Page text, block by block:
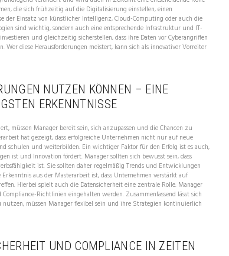
die sich frühzeitig auf die Digitalisierung einstellen, einen
der Einsatz von künstlicher Intelligenz, Cloud-Computing oder auch die
sind wichtig, sondern auch eine entsprechende Infrastruktur und IT-
und gleichzeitig sicherstellen, dass ihre Daten vor Cyberangriffen
diese Herausforderungen meistert, kann sich als innovativer Vorreiter
NUTZEN KÖNNEN – EINE
ERKENNTNISSE
müssen Manager bereit sein, sich anzupassen und die Chancen zu
hat gezeigt, dass erfolgreiche Unternehmen nicht nur auf neue
schulen und weiterbilden. Ein wichtiger Faktor für den Erfolg ist es auch,
ist und Innovation fördert. Manager sollten sich bewusst sein, dass
ist. Sie sollten daher regelmäßig Trends und Entwicklungen
aus der Masterarbeit ist, dass Unternehmen verstärkt auf
Hierbei spielt auch die Datensicherheit eine zentrale Rolle. Manager
Richtlinien eingehalten werden. Zusammenfassend lässt sich
müssen Manager flexibel sein und ihre Strategien kontinuierlich
UND COMPLIANCE IN ZEITEN